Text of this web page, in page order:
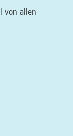
von allen